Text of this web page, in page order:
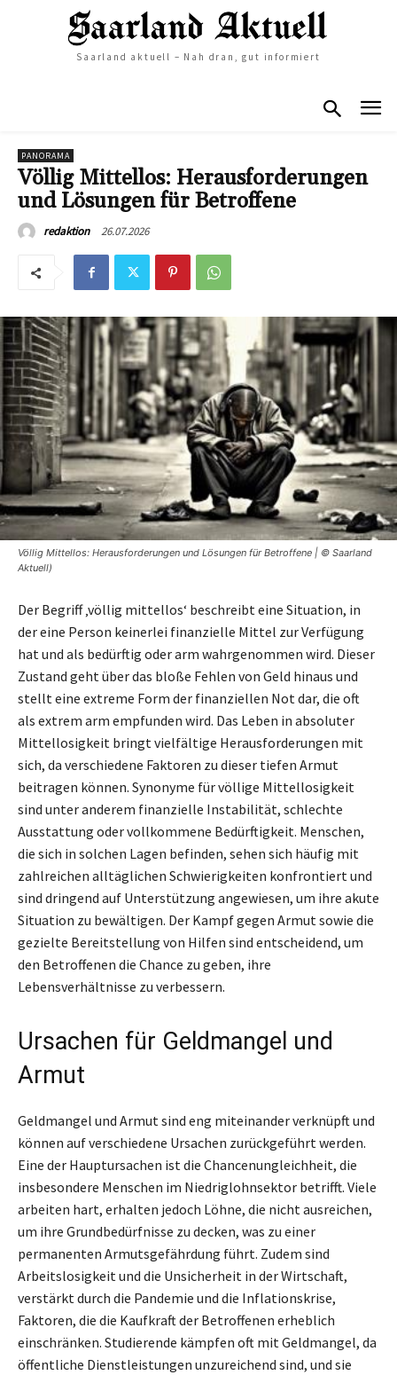
Saarland aktuell – Nah dran, gut informiert
PANORAMA
Völlig Mittellos: Herausforderungen
und Lösungen für Betroffene
redaktion 26.07.2026
Völlig Mittellos: Herausforderungen und Lösungen für Betroffene | © Saarland
Aktuell)
Der Begriff ‚völlig mittellos‘ beschreibt eine Situation, in
der eine Person keinerlei finanzielle Mittel zur Verfügung
hat und als bedürftig oder arm wahrgenommen wird. Dieser
Zustand geht über das bloße Fehlen von Geld hinaus und
stellt eine extreme Form der finanziellen Not dar, die oft
als extrem arm empfunden wird. Das Leben in absoluter
Mittellosigkeit bringt vielfältige Herausforderungen mit
sich, da verschiedene Faktoren zu dieser tiefen Armut
beitragen können. Synonyme für völlige Mittellosigkeit
sind unter anderem finanzielle Instabilität, schlechte
Ausstattung oder vollkommene Bedürftigkeit. Menschen,
die sich in solchen Lagen befinden, sehen sich häufig mit
zahlreichen alltäglichen Schwierigkeiten konfrontiert und
sind dringend auf Unterstützung angewiesen, um ihre akute
Situation zu bewältigen. Der Kampf gegen Armut sowie die
gezielte Bereitstellung von Hilfen sind entscheidend, um
den Betroffenen die Chance zu geben, ihre
Lebensverhältnisse zu verbessern.
Ursachen für Geldmangel und
Armut
Geldmangel und Armut sind eng miteinander verknüpft und
können auf verschiedene Ursachen zurückgeführt werden.
Eine der Hauptursachen ist die Chancenungleichheit, die
insbesondere Menschen im Niedriglohnsektor betrifft. Viele
arbeiten hart, erhalten jedoch Löhne, die nicht ausreichen,
um ihre Grundbedürfnisse zu decken, was zu einer
permanenten Armutsgefährdung führt. Zudem sind
Arbeitslosigkeit und die Unsicherheit in der Wirtschaft,
verstärkt durch die Pandemie und die Inflationskrise,
Faktoren, die die Kaufkraft der Betroffenen erheblich
einschränken. Studierende kämpfen oft mit Geldmangel, da
öffentliche Dienstleistungen unzureichend sind, und sie